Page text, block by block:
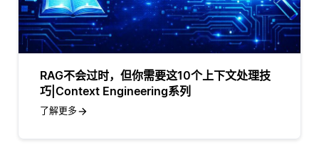
RAG不会过时，但你需要这10个上下文处理技
巧|Context Engineering系列
了解更多